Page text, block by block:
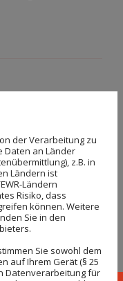
519
der Verarbeitung zu
Daten an Länder
z.B. in
Ländern ist
Ländern
Risiko, dass
können. Weitere
Sie in den
Sie sowohl dem
auf Ihrem Gerät (§ 25
Datenverarbeitung für